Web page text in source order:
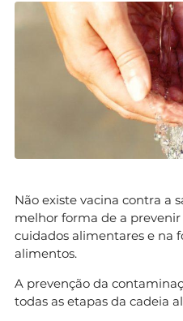
Não existe vacina contra a
melhor forma de a
cuidados alimentares e na
alimentos.
A prevenção da
todas as etapas da cadeia